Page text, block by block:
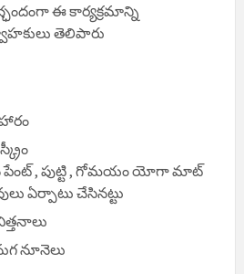
ఈ కార్యక్రమాన్ని
తెలిపారు
, పుట్టి , గోమయం యోగా మాట్
ఏర్పాటు చేసినట్టు
నూనెలు